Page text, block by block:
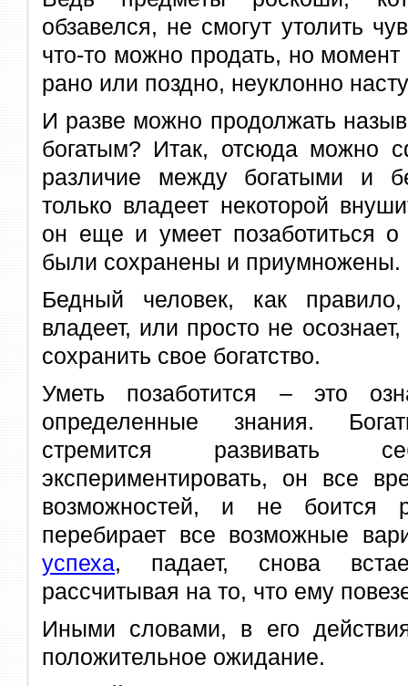
обзавелся, не смогут утолить
что-то можно продать, но
рано или поздно, неуклонно
И разве можно продолжать
богатым? Итак, отсюда можно
различие между богатыми и
только владеет некоторой
он еще и умеет позаботиться
были сохранены и приумножены.
Бедный человек, как
владеет, или просто не
сохранить свое богатство.
Уметь позаботится – это
определенные знания.
стремится развивать
экспериментировать, он все
возможностей, и не боится
перебирает все возможные
успеха, падает, снова
рассчитывая на то, что ему
Иными словами, в его
положительное ожидание.